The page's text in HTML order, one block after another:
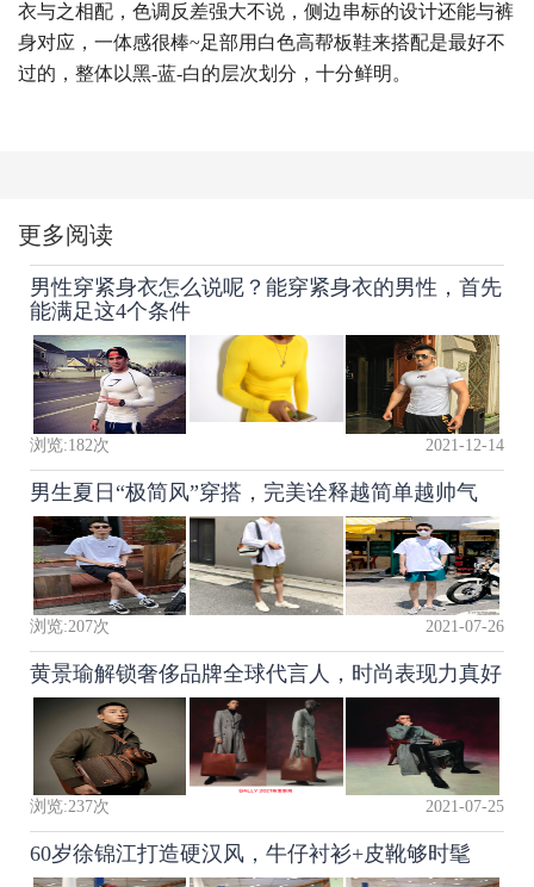
衣与之相配，色调反差强大不说，侧边串标的设计还能与裤
身对应，一体感很棒~足部用白色高帮板鞋来搭配是最好不
过的，整体以黑-蓝-白的层次划分，十分鲜明。
更多阅读
男性穿紧身衣怎么说呢？能穿紧身衣的男性，首先
能满足这4个条件
浏览:182次 2021-12-14
男生夏日“极简风”穿搭，完美诠释越简单越帅气
浏览:207次 2021-07-26
黄景瑜解锁奢侈品牌全球代言人，时尚表现力真好
浏览:237次 2021-07-25
60岁徐锦江打造硬汉风，牛仔衬衫+皮靴够时髦